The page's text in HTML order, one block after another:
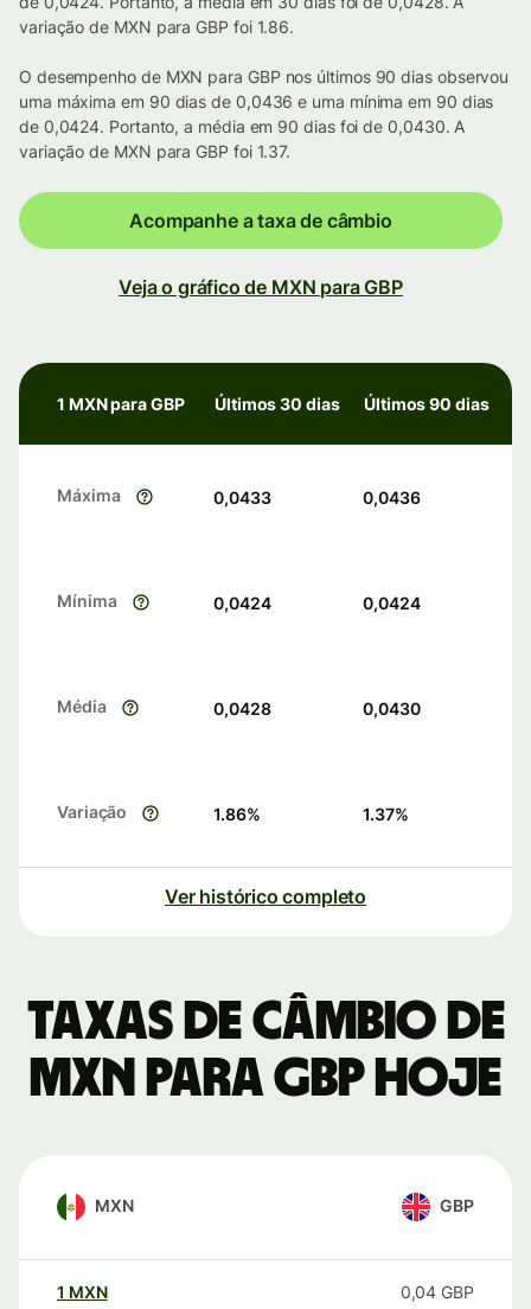
variação de MXN para GBP foi 1.86.
O desempenho de MXN para GBP nos últimos 90 dias observou
uma máxima em 90 dias de 0,0436 e uma mínima em 90 dias
de 0,0424. Portanto, a média em 90 dias foi de 0,0430. A
variação de MXN para GBP foi 1.37.
Acompanhe a taxa de câmbio
Veja o gráfico de MXN para GBP
1 MXN para GBP Últimos 30 dias Últimos 90 dias
Máxima 0,0433 0,0436
Mínima 0,0424 0,0424
Média 0,0428 0,0430
Variação 1.86% 1.37%
Ver histórico completo
Taxas de câmbio de
MXN para GBP hoje
MXN GBP
1 MXN 0,04 GBP